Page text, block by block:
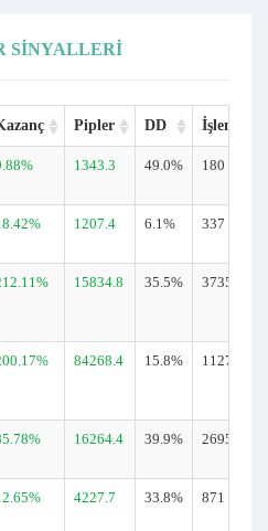
SINYALLERI
Pipler DD İşlemler
1343.3 49.0% 180
1207.4 6.1% 337
15834.8 35.5% 3735
84268.4 15.8% 11270
16264.4 39.9% 2695
4227.7 33.8% 871